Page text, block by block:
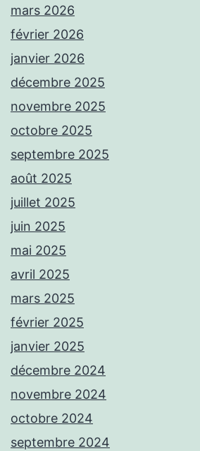
mars 2026
février 2026
janvier 2026
décembre 2025
novembre 2025
octobre 2025
septembre 2025
août 2025
juillet 2025
juin 2025
mai 2025
avril 2025
mars 2025
février 2025
janvier 2025
décembre 2024
novembre 2024
octobre 2024
septembre 2024